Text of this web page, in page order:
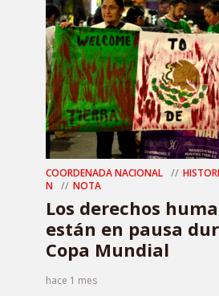
COORDENADA NACIONAL
N
NOTA
Los derechos
están en pausa
Copa Mundial
hace 1 mes